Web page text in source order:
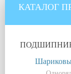
КАТАЛОГ